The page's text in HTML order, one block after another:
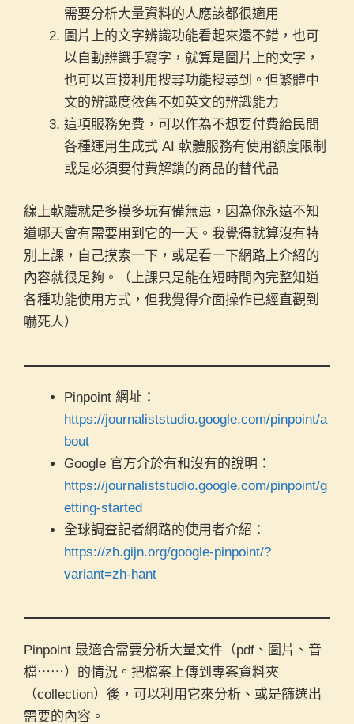
需要分析大量資料的人應該都很適用
圖片上的文字辨識功能看起來還不錯，也可
以自動辨識手寫字，就算是圖片上的文字，
也可以直接利用搜尋功能搜尋到。但繁體中
文的辨識度依舊不如英文的辨識能力
這項服務免費，可以作為不想要付費給民間
各種運用生成式 AI 軟體服務有使用額度限制
或是必須要付費解鎖的商品的替代品
線上軟體就是多摸多玩有備無患，因為你永遠不知
道哪天會有需要用到它的一天。我覺得就算沒有特
別上課，自己摸索一下，或是看一下網路上介紹的
內容就很足夠。（上課只是能在短時間內完整知道
各種功能使用方式，但我覺得介面操作已經直觀到
嚇死人）
Pinpoint 網址：
https://journaliststudio.google.com/pinpoint/a
bout
Google 官方介於有和沒有的說明：
https://journaliststudio.google.com/pinpoint/g
etting-started
全球調查記者網路的使用者介紹：
https://zh.gijn.org/google-pinpoint/?
variant=zh-hant
Pinpoint 最適合需要分析大量文件（pdf、圖片、音
檔⋯⋯）的情況。把檔案上傳到專案資料夾
（collection）後，可以利用它來分析、​或是篩選出
需要的內容。